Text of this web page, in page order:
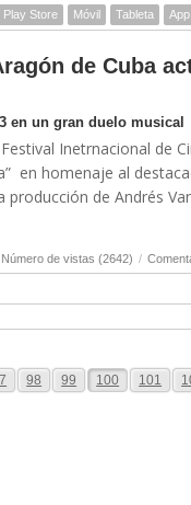
Play Store Móvil Tableta
de Cuba
en un gran duelo musical
Inetrnacional de
en homenaje al
producción de Andrés
Número de vistas (2642) /
98 99 100 101